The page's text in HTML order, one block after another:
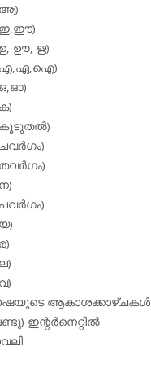
(ഇ,ഈ)
ഊ, ഋ)
(എ,ഏ,ഐ)
(കൂടുതല്‍)
ആകാശക്കാഴ്ചകള്‍
ഇന്റര്‍നെറ്റില്‍